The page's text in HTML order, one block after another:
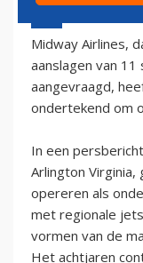
18 juli 2002 - 2:00
Midway Airlines,
aanslagen van
aangevraagd,
ondertekend om
In een
Arlington Virginia,
opereren als
met regionale
vormen van de
Het achtjaren